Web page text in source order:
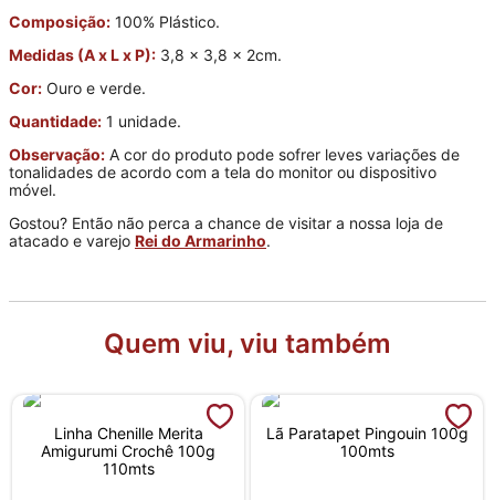
Composição: 100% Plástico.
Medidas (A x L x P): 3,8 x 3,8 x 2cm.
Cor: Ouro e verde.
Quantidade: 1 unidade.
Observação: A cor do produto pode sofrer leves variações de
tonalidades de acordo com a tela do monitor ou dispositivo
móvel.
Gostou? Então não perca a chance de visitar a nossa loja de
atacado e varejo Rei do Armarinho.
Quem viu, viu também
Linha Chenille Merita
Amigurumi Crochê 100g
110mts
Lã Paratapet Pingouin 100g
100mts